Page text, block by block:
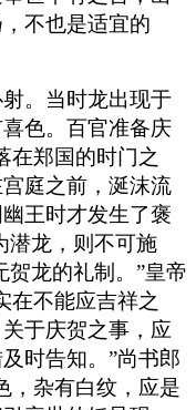
不也是适宜的
。当时龙出现于
色。百官准备庆
在郑国的时门之
庭之前，涎沫流
王时才发生了褒
潜龙，则不可施
贺龙的礼制。”皇帝
在不能应吉祥之
于庆贺之事，应
时告知。”尚书郎
，杂有白纹，应是